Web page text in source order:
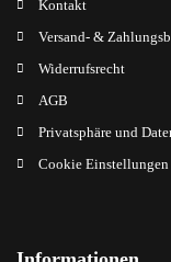
Kontakt
Versand- &
Widerrufsrecht
AGB
Privatsphäre und
Cookie Einstellungen